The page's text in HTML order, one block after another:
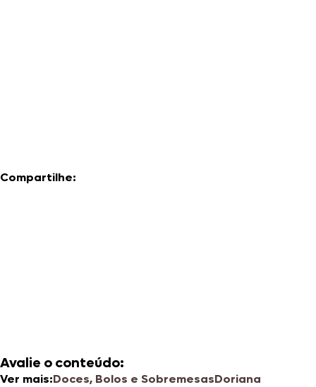
Compartilhe:
Avalie o conteúdo:
Ver mais:Doces, Bolos e SobremesasDoriana